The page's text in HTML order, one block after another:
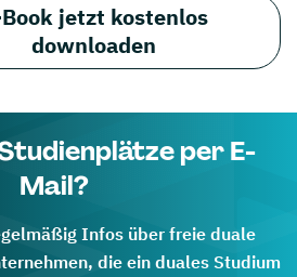
jetzt kostenlos
downloaden
per E-
Mail?
Infos über freie duale
die ein duales Studium